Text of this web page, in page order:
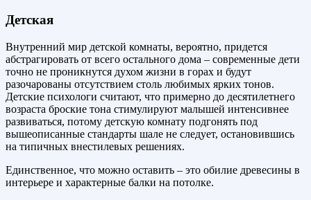
Детская
Внутренний мир детской комнаты, вероятно, придется
абстрагировать от всего остального дома – современные дети
точно не проникнутся духом жизни в горах и будут
разочарованы отсутствием столь любимых ярких тонов.
Детские психологи считают, что примерно до десятилетнего
возраста броские тона стимулируют малышей интенсивнее
развиваться, потому детскую комнату подгонять под
вышеописанные стандарты шале не следует, остановившись
на типичных внестилевых решениях.
Единственное, что можно оставить – это обилие древесины в
интерьере и характерные балки на потолке.